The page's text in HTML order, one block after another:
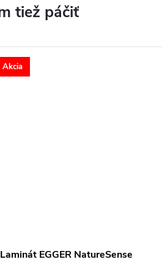
Akcia
Laminát EGGER NatureSense